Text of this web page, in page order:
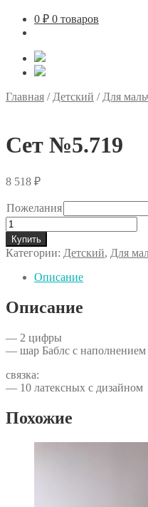
0 ₽ 0 товаров
Главная /Детский /Для
Сет №5.719
8 518 ₽
Пожелания
Количество
товара
Сет
№5.719
Купить
Категории: Детский, Для
Описание
Описание
— 2 цифры
— шар Баблс с
связка:
— 10 латексных с дизайном
Похожие